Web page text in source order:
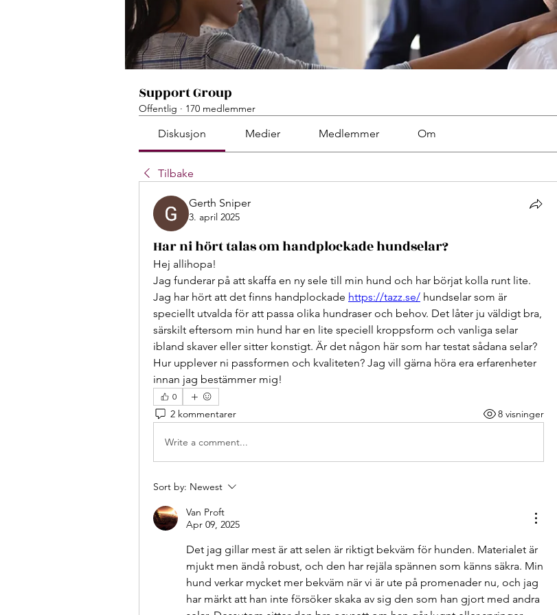
Support Group
Offentlig · 170 medlemmer
Diskusjon Medier Medlemmer Om
Tilbake
Gerth Sniper
3. april 2025
Har ni hört talas om handplockade hundselar?
Hej allihopa!
Jag funderar på att skaffa en ny sele till min hund och har börjat kolla runt lite.
Jag har hört att det finns handplockade https://tazz.se/ hundselar som är
speciellt utvalda för att passa olika hundraser och behov. Det låter ju väldigt bra,
särskilt eftersom min hund har en lite speciell kroppsform och vanliga selar
ibland skaver eller sitter konstigt. Är det någon här som har testat sådana selar?
Hur upplever ni passformen och kvaliteten? Jag vill gärna höra era erfarenheter
innan jag bestämmer mig!
0
2 kommentarer 8 visninger
Write a comment...
Sort by: Newest
Van Proft
Apr 09, 2025
Det jag gillar mest är att selen är riktigt bekväm för hunden. Materialet är
mjukt men ändå robust, och den har rejäla spännen som känns säkra. Min
hund verkar mycket mer bekväm när vi är ute på promenader nu, och jag
har märkt att han inte försöker skaka av sig den som han gjort med andra